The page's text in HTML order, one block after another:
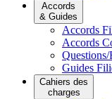
Accords
& Guides
Accords
Accords
Guides
Cahiers des
charges